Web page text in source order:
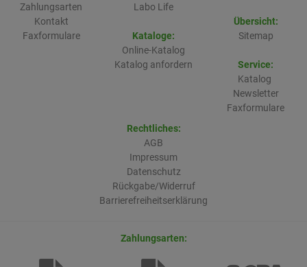
Zahlungsarten
Kontakt
Faxformulare
Labo Life
Kataloge:
Online-Katalog
Katalog anfordern
Übersicht:
Sitemap
Service:
Katalog
Newsletter
Faxformulare
Rechtliches:
AGB
Impressum
Datenschutz
Rückgabe/Widerruf
Barrierefreiheitserklärung
Zahlungsarten: